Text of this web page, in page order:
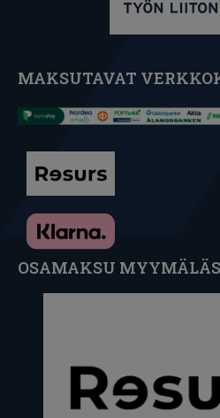
MAKSUTAVAT
OSAMAKSU